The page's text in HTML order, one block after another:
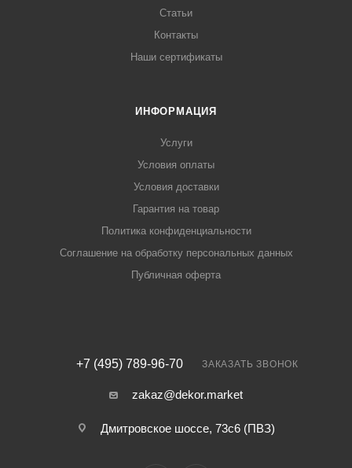
Статьи
Контакты
Наши сертификаты
ИНФОРМАЦИЯ
Услуги
Условия оплаты
Условия доставки
Гарантия на товар
Политика конфиденциальности
Соглашение на обработку персональных данных
Публичная оферта
+7 (495) 789-96-70 ЗАКАЗАТЬ ЗВОНОК
zakaz@dekor.market
Дмитровское шоссе, 73с6 (ПВЗ)